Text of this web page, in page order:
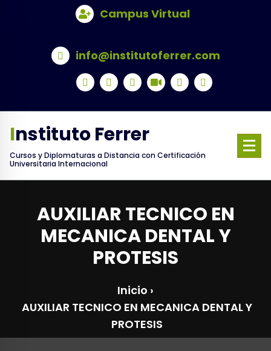
Campus Virtual
info@institutoferrer.com
Instituto Ferrer
Cursos y Diplomaturas a Distancia con Certificación
Universitaria Internacional
AUXILIAR TECNICO EN
MECANICA DENTAL Y
PROTESIS
Inicio ›
AUXILIAR TECNICO EN MECANICA DENTAL Y
PROTESIS